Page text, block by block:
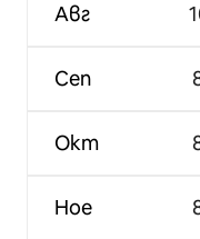
Авг
Сеп
Окт
Ное